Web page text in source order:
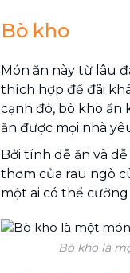
Bò kho
Món ăn này từ lâu
thích hợp để đãi
cạnh đó, bò kho ăn
ăn được mọi nhà
Bởi tính dễ ăn và
thơm của rau ngò
một ai có thể cưỡng
Bò kho là